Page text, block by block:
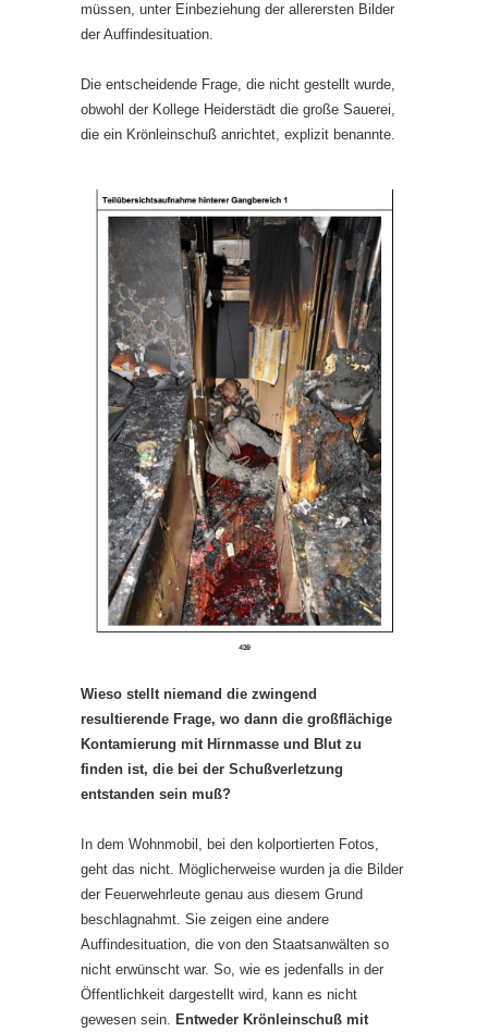
müssen, unter Einbeziehung der allerersten Bilder
der Auffindesituation.
Die entscheidende Frage, die nicht gestellt wurde,
obwohl der Kollege Heiderstädt die große Sauerei,
die ein Krönleinschuß anrichtet, explizit benannte.
Wieso stellt niemand die zwingend
resultierende Frage, wo dann die großflächige
Kontamierung mit Hirnmasse und Blut zu
finden ist, die bei der Schußverletzung
entstanden sein muß?
In dem Wohnmobil, bei den kolportierten Fotos,
geht das nicht. Möglicherweise wurden ja die Bilder
der Feuerwehrleute genau aus diesem Grund
beschlagnahmt. Sie zeigen eine andere
Auffindesituation, die von den Staatsanwälten so
nicht erwünscht war. So, wie es jedenfalls in der
Öffentlichkeit dargestellt wird, kann es nicht
gewesen sein. Entweder Krönleinschuß mit